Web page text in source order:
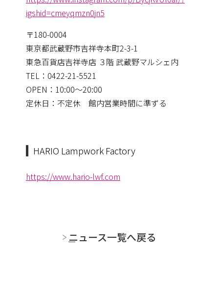
igshid=cmeyqmzn0jn5
〒180-0004
東京都武蔵野市吉祥寺本町2-3-1
東急百貨店吉祥寺店 ３階 武蔵野マルシェ内
TEL：0422-21-5521
OPEN：10:00～20:00
定休日：不定休 館内営業時間に準ずる
HARIO Lampwork Factory
https://www.hario-lwf.com
ニュース一覧へ戻る